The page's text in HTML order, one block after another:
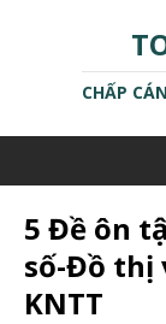
CHẤP
5 Đề ôn
số-Đồ thị
KNTT